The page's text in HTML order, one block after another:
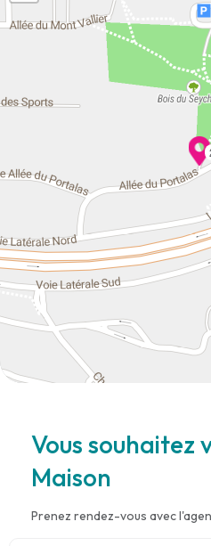
Vous souhaitez
Maison
Prenez rendez-vous avec